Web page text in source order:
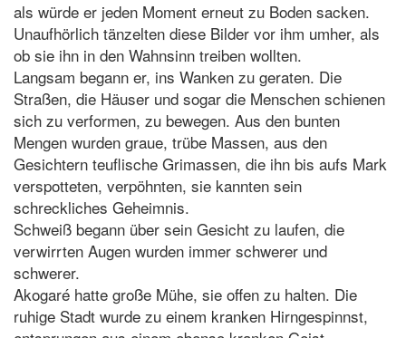
als würde er jeden Moment erneut zu Boden sacken.
Unaufhörlich tänzelten diese Bilder vor ihm umher, als
ob sie ihn in den Wahnsinn treiben wollten.
Langsam begann er, ins Wanken zu geraten. Die
Straßen, die Häuser und sogar die Menschen schienen
sich zu verformen, zu bewegen. Aus den bunten
Mengen wurden graue, trübe Massen, aus den
Gesichtern teuflische Grimassen, die ihn bis aufs Mark
verspotteten, verpöhnten, sie kannten sein
schreckliches Geheimnis.
Schweiß begann über sein Gesicht zu laufen, die
verwirrten Augen wurden immer schwerer und
schwerer.
Akogaré hatte große Mühe, sie offen zu halten. Die
ruhige Stadt wurde zu einem kranken Hirngespinnst,